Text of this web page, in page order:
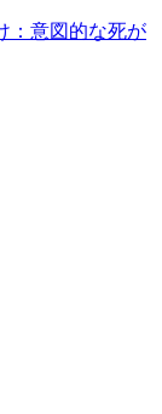
：意図的な死が